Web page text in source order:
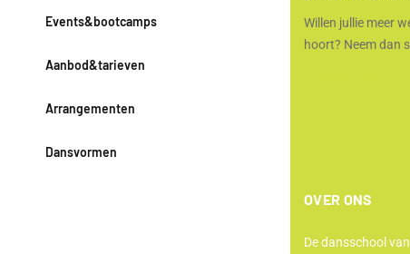
Events&bootcamps
Aanbod&tarieven
Arrangementen
Dansvormen
Willen jullie meer
hoort? Neem dan
OVER ONS
De dansschool